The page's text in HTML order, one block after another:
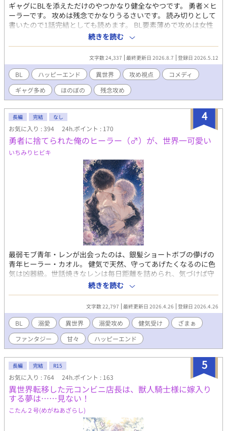
ギャグにBLを添えただけのやつかなり健全なやつです。 勇者×ヒ
ーラーです。 攻めは残念でかなりうるさいです。 読み切りとして
書いたので1話完結としても読めます。 BL要素薄めで攻めは女性
に塩対応どころか罵倒されまくりますので注意。エロありませ
ん。
続きを読む
文字数 24,337 最終更新日 2026.8.7 登録日 2026.5.12
BL ハッピーエンド 異世界 攻め視点
コメディ
ギャグ多め
ほのぼの 残念攻め
4
長編 完結 なし
お気に入り : 394 24h.ポイント : 170
勇者に捨てられた俺のヒーラー（♂）が、世界一可愛い
いちみりヒビキ
最弱モブ青年・レンが出会ったのは、銀髪ショートボブの儚げの
青年ヒーラー・カオル。 健気で天然、守ってあげたくなるのに色
気は凶器級。世話焼きなレンは毎日距離を詰められ、気づけば守
護欲MAXのスパダリ化。 星空の下での初キス、密着修行、両片想
いのすれ違い――。 だが現れた勇者は、カオルを侮辱し価値を否
定する。その瞬間、モブ攻めレンはブチ切れた。 「その言葉、取
り消せ」 これは、最弱攻めが愛する美人受けのために勇者をぶっ
飛ばし、溺愛覚醒する異世界BL。 ざまぁあり、甘々あり、最後は
てえてえのハッピーエンドです。 ※完全健全です。安心してお読
み頂けます。 ◾️ＡＩ活用 ・表紙（ＡＩイラスト） ・会話テンポの
調整と文章校正 ・タイトル案、概要案など ◾️各話リスト １ 召
喚された美青年 ２ 世話焼きモブ青年と健気ヒーラー ３ 密
着イベント連発 ４ 星空の下、初めてのキス ５ 勇者一行、
来村 ６ モブ、勇者に喧嘩を売る ７ 絶望、それでも立て
８ 愛でぶっ倒す勇者戦 ９ お前しか見えてねえ １０ 手を
繋いで、世界へ
続きを読む
文字数 22,797 最終更新日 2026.4.26 登録日 2026.4.26
BL 溺愛 異世界 溺愛攻め 健気受け
ざまぁ
ファンタジー
甘々 ハッピーエンド
5
長編 完結 R15
お気に入り : 764 24h.ポイント : 163
異世界転移した元コンビニ店長は、獣人騎士様に嫁入り
する夢は……見ない！
こたん２号(めがねあざらし)